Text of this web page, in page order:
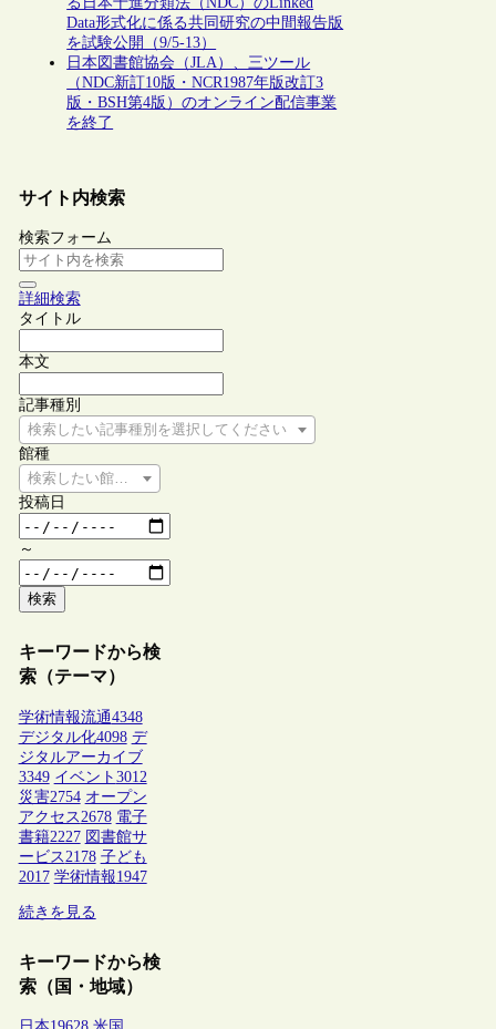
Data形式化に係る共同研究の中間報告版
を試験公開（9/5-13）
日本図書館協会（JLA）、三ツール
（NDC新訂10版・NCR1987年版改訂3
版・BSH第4版）のオンライン配信事業
を終了
サイト内検索
検索フォーム
詳細検索
タイトル
本文
記事種別
検索したい記事種別を選択してください
館種
検索したい館種を選択してください
投稿日
～
検索
キーワードから検
索（テーマ）
学術情報流通4348
デジタル化4098 デ
ジタルアーカイブ
3349 イベント 3012
災害2754 オープン
アクセス 2678 電子
書籍2227 図書館サ
ービス 2178 子ども
2017 学術情報1947
続きを見る
キーワードから検
索（国・地域）